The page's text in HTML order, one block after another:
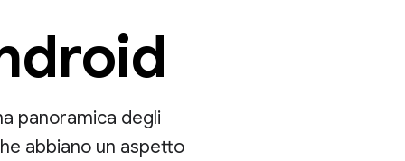
panoramica degli
abbiano un aspetto